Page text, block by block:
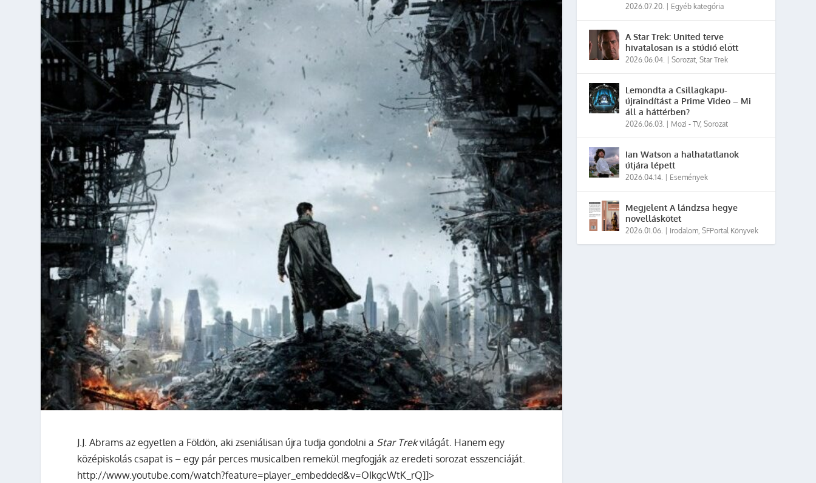
J.J. Abrams az egyetlen a Földön, aki zseniálisan újra tudja gondolni a Star Trekvilágát. Hanem egy
középiskolás csapat is – egy pár perces musicalben remekül megfogják az eredeti sorozat esszenciáját.
http://www.youtube.com/watch?feature=player_embedded&v=OIkgcWtK_rQ]]>
2026.07.20. Egyéb kategória
A Star Trek: United terve
hivatalosan is a stúdió előtt
2026.06.04. |Sorozat,Star Trek
Lemondta a Csillagkapu-
újraindítást a Prime Video – Mi
áll a háttérben?
2026.06.03. Mozi - TV,Sorozat
Ian Watson a halhatatlanok
útjára lépett
2026.04.14. Események
Megjelent A lándzsa hegye
novelláskötet
2026.01.06. Irodalom,SFPortal Könyvek